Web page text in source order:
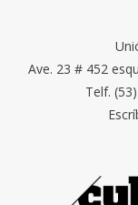
Ave. 23 # 452
Telf.